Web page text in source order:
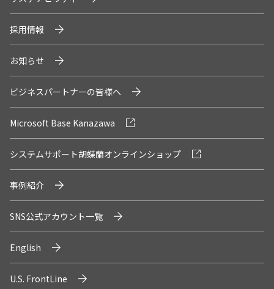
採用情報
お知らせ
ビジネスパートナーの皆様へ
Microsoft Base Kanazawa
システムサポート胡蝶蘭オンラインショップ
事例紹介
SNS公式アカウント一覧
English
U.S. FrontLine